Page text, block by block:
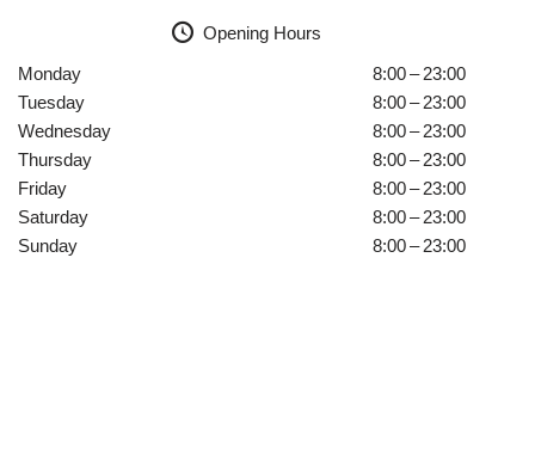
Opening Hours
Monday
8:00 – 23:00
Tuesday
8:00 – 23:00
Wednesday
8:00 – 23:00
Thursday
8:00 – 23:00
Friday
8:00 – 23:00
Saturday
8:00 – 23:00
Sunday
8:00 – 23:00